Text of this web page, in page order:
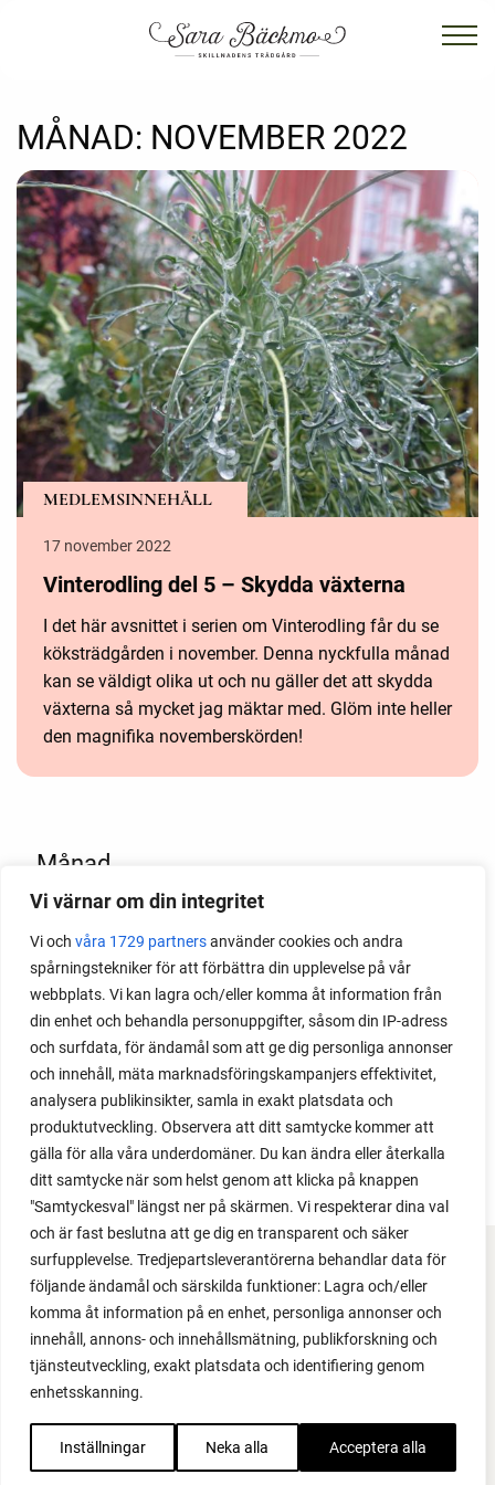
Vi värnar om din integritet
Vi och våra 1729 partnersanvänder cookies och andra
spårningstekniker för att förbättra din upplevelse på vår
webbplats. Vi kan lagra och/eller komma åt information från
din enhet och behandla personuppgifter, såsom din IP-adress
och surfdata, för ändamål som att ge dig personliga annonser
och innehåll, mäta marknadsföringskampanjers effektivitet,
analysera publikinsikter, samla in exakt platsdata och
produktutveckling. Observera att ditt samtycke kommer att
gälla för alla våra underdomäner. Du kan ändra eller återkalla
ditt samtycke när som helst genom att klicka på knappen
"Samtyckesval" längst ner på skärmen. Vi respekterar dina val
och är fast beslutna att ge dig en transparent och säker
surfupplevelse. Tredjepartsleverantörerna behandlar data för
följande ändamål och särskilda funktioner: Lagra och/eller
komma åt information på en enhet, personliga annonser och
innehåll, annons- och innehållsmätning, publikforskning och
tjänsteutveckling, exakt platsdata och identifiering genom
enhetsskanning.
Inställningar Neka alla Acceptera alla
MÅNAD: NOVEMBER 2022
MEDLEMSINNEHÅLL
17 november 2022
Vinterodling del 5 – Skydda växterna
I det här avsnittet i serien om Vinterodling får du se
köksträdgården i november. Denna nyckfulla månad
kan se väldigt olika ut och nu gäller det att skydda
växterna så mycket jag mäktar med. Glöm inte heller
den magnifika novemberskörden!
Månad
2026
2023
2022
2018
FACEBOOK
YOUTUBE